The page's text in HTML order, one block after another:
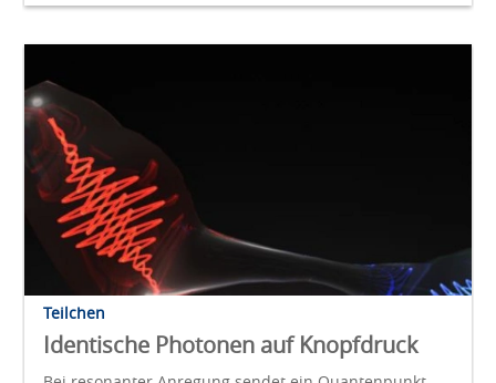
Teilchen
Identische Photonen auf Knopfdruck